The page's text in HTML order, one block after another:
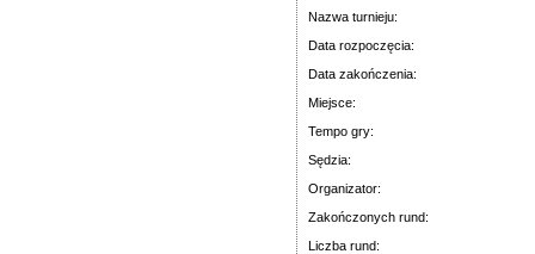
Nazwa turnieju:
Data rozpoczęcia:
Data zakończenia:
Miejsce:
Tempo gry:
Sędzia:
Organizator:
Zakończonych rund:
Liczba rund: